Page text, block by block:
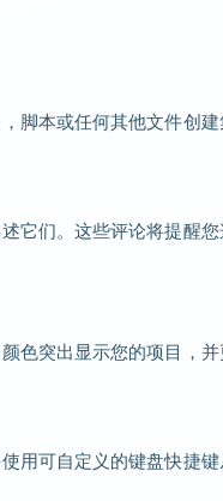
脚本或任何其他文件创
它们。这些评论将提醒
色突出显示您的项目，
用可自定义的键盘快捷